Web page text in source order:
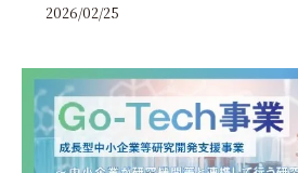
2026/02/25